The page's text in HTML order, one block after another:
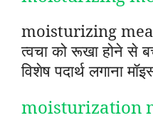
moisturizing
त्वचा को रूखा होने से
विशेष पदार्थ लगाना
moisturization